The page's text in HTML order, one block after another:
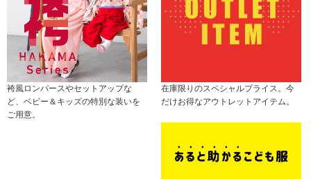
袴風ロンパースやセットアップな
ど、ベビー＆キッズの特別な装いを
ご用意。
在庫限りのスペシャルプライス。今
だけお得なアウトレットアイテム。